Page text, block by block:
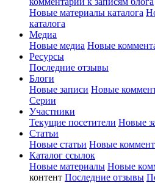
Новые материалы каталога
каталога
Медиа
Новые медиа Новые
Ресурсы
Последние отзывы
Блоги
Новые записи Новые
Серии
Участники
Текущие посетители Новые
Статьи
Новые статьи Новые
Каталог ссылок
Новые материалы Новые
контент Последние отзывы